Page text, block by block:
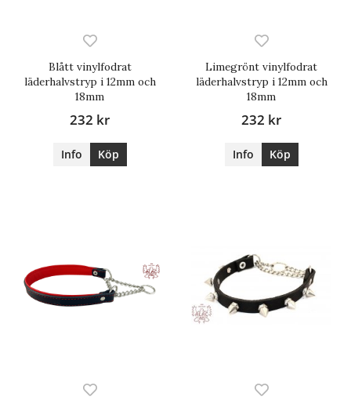
Blått vinylfodrat
läderhalvstryp i 12mm och
18mm
232 kr
Info Köp
Limegrönt vinylfodrat
läderhalvstryp i 12mm och
18mm
232 kr
Info Köp